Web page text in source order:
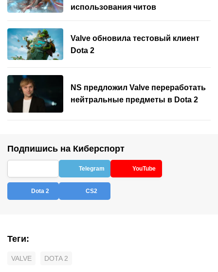
использования читов
Valve обновила тестовый клиент
Dota 2
NS предложил Valve переработать
нейтральные предметы в Dota 2
Подпишись на Киберспорт
Telegram YouTube
Dota 2 CS2
Теги:
VALVE DOTA 2